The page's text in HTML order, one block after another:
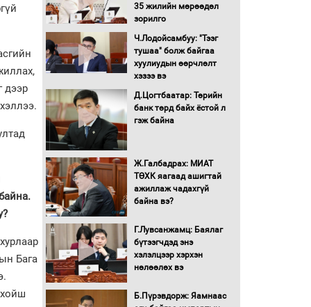
дээр
Бага
түлшний онцгой албан
татварыг тэглэлээ
Санхүүгийн хэмнэлтийн
горимд эрүүл мэндийн
салбар хамаарахгүй
Нөөцийн махны
худалдаа, борлуулалтыг
Монгол Улс “COP17”-д
“Тал хээрийн
төлөвлөгөө”-гөө
танилцуулна
үүсвэрээс худалдан авах
журмыг баталлаа
горимд шилжиж, найр
35 жилийн мөрөөдөл
зорилго
Ч.Лодойсамбуу: "Тээг
тушаа" болж байгаа
хуулиудын өөрчлөлт
хэзээ вэ
Д.Цогтбаатар: Төрийн
банк төрд байх ёстой л
гэж байна
Ж.Галбадрах: МИАТ
ТӨХК яагаад ашигтай
ажиллаж чадахгүй
байна вэ?
Г.Лувсанжамц: Баялаг
бүтээгчдэд энэ
хэлэлцээр хэрхэн
нөлөөлөх вэ
Б.Пүрэвдорж: Яамнаас